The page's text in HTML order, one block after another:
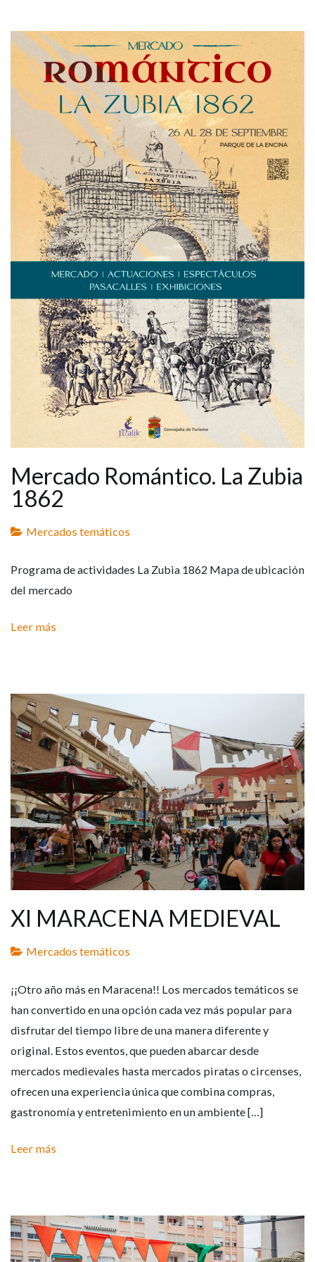
Mercado Romántico. La Zubia
1862
Mercados temáticos
Programa de actividades La Zubia 1862 Mapa de ubicación
del mercado
Leer más
XI MARACENA MEDIEVAL
Mercados temáticos
¡¡Otro año más en Maracena!! Los mercados temáticos se
han convertido en una opción cada vez más popular para
disfrutar del tiempo libre de una manera diferente y
original. Estos eventos, que pueden abarcar desde
mercados medievales hasta mercados piratas o circenses,
ofrecen una experiencia única que combina compras,
gastronomía y entretenimiento en un ambiente […]
Leer más